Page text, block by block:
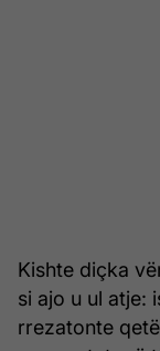
Kishte diçka
si ajo u ul atje:
rrezatonte